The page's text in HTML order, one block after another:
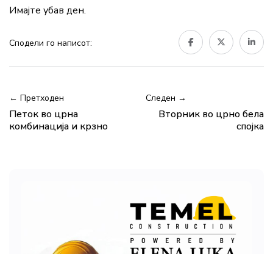
Имајте убав ден.
Сподели го написот:
← Претходен
Петок во црна
комбинација и крзно
Следен →
Вторник во црно бела
спојка